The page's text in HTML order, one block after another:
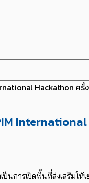
Hackathon ครั้
ป็นการเปิดพื้นที่ส่งเสริมให้